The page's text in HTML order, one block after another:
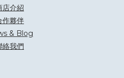
店介紹
作夥伴
& Blog
絡我們